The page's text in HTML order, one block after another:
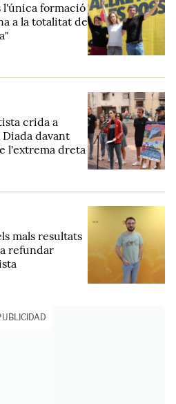
l'única formació
a la totalitat de
crida a
davant
l'extrema dreta
mals resultats
refundar